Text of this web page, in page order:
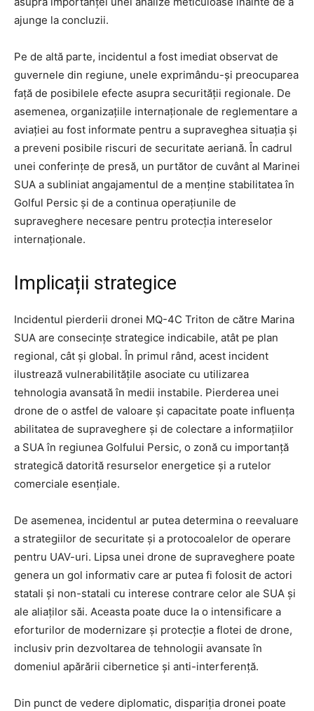
ajunge la concluzii.
Pe de altă parte, incidentul a fost imediat observat de
guvernele din regiune, unele exprimându-și preocuparea
față de posibilele efecte asupra securității regionale. De
asemenea, organizațiile internaționale de reglementare a
aviației au fost informate pentru a supraveghea situația și
a preveni posibile riscuri de securitate aeriană. În cadrul
unei conferințe de presă, un purtător de cuvânt al Marinei
SUA a subliniat angajamentul de a menține stabilitatea în
Golful Persic și de a continua operațiunile de
supraveghere necesare pentru protecția intereselor
internaționale.
Implicații strategice
Incidentul pierderii dronei MQ-4C Triton de către Marina
SUA are consecințe strategice indicabile, atât pe plan
regional, cât și global. În primul rând, acest incident
ilustrează vulnerabilitățile asociate cu utilizarea
tehnologia avansată în medii instabile. Pierderea unei
drone de o astfel de valoare și capacitate poate influența
abilitatea de supraveghere și de colectare a informațiilor
a SUA în regiunea Golfului Persic, o zonă cu importanță
strategică datorită resurselor energetice și a rutelor
comerciale esențiale.
De asemenea, incidentul ar putea determina o reevaluare
a strategiilor de securitate și a protocoalelor de operare
pentru UAV-uri. Lipsa unei drone de supraveghere poate
genera un gol informativ care ar putea fi folosit de actori
statali și non-statali cu interese contrare celor ale SUA și
ale aliaților săi. Aceasta poate duce la o intensificare a
eforturilor de modernizare și protecție a flotei de drone,
inclusiv prin dezvoltarea de tehnologii avansate în
domeniul apărării cibernetice și anti-interferență.
Din punct de vedere diplomatic, dispariția dronei poate